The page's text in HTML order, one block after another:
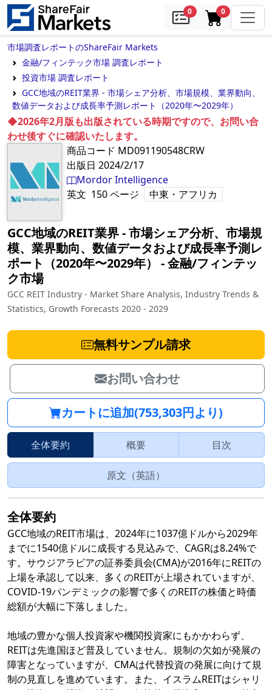
0samples0in cart
市場調査レポートのShareFair Markets
金融/フィンテック市場 調査レポート
投資市場 調査レポート
GCC地域のREIT業界 - 市場シェア分析、市場規模、業界動向、
数値データおよび成長率予測レポート（2020年〜2029年）
◆2026年2月版も出版されている時期ですので、お問い合
わせ後すぐに確認いたします。
商品コード MD091190548CRW
出版日 2024/2/17
Mordor Intelligence
英文 150ページ 中東・アフリカ
GCC地域のREIT業界 - 市場シェア分析、市場規
模、業界動向、数値データおよび成長率予測レ
ポート（2020年〜2029年）
‐金融/フィンテッ
ク市場
GCC REIT Industry - Market Share Analysis, Industry Trends &
Statistics, Growth Forecasts 2020 - 2029
無料サンプル請求
お問い合わせ
カートに追加(753,303円より)
全体要約 概要 目次
原文（英語）
全体要約
GCC地域のREIT市場は、2024年に1037億ドルから2029年
までに1540億ドルに成長する見込みで、CAGRは8.24%で
す。サウジアラビアの証券委員会(CMA)が2016年にREITの
上場を承認して以来、多くのREITが上場されていますが、
COVID-19パンデミックの影響で多くのREITの株価と時価
総額が大幅に下落しました。
地域の豊かな個人投資家や機関投資家にもかかわらず、
REITは先進国ほど普及していません。規制の欠如が発展の
障害となっていますが、CMAは代替投資の発展に向けて規
制の見直しを進めています。また、イスラムREITはシャリ